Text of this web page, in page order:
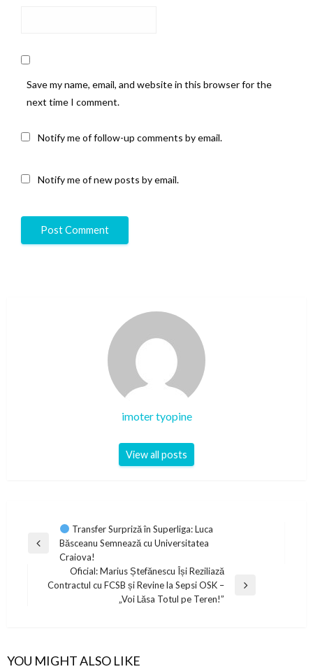
Save my name, email, and website in this browser for the
next time I comment.
Notify me of follow-up comments by email.
Notify me of new posts by email.
imoter tyopine
View all posts
navigation
Previous
Transfer Surpriză în Superliga: Luca
Băsceanu Semnează cu Universitatea
Craiova!
Next
Oficial: Marius Ștefănescu Își Reziliază
Contractul cu FCSB și Revine la Sepsi OSK –
„Voi Lăsa Totul pe Teren!”
YOU MIGHT ALSO LIKE